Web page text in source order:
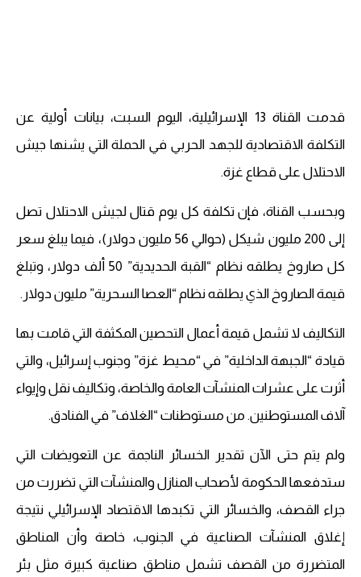
قدمت القناة 13 الإسرائيلية، اليوم السبت، بيانات أولية عن
التكلفة الاقتصادية للجهد الحربي في الحملة التي يشنها جيش
الاحتلال على قطاع غزة.
وبحسب القناة، فإن تكلفة كل يوم قتال لجيش الاحتلال تصل
إلى 200 مليون شيكل (حوالي 56 مليون دولار)، فيما يبلغ سعر
كل صاروخ يطلقه نظام “القبة الحديدية” 50 ألف دولار، وتبلغ
قيمة الصاروخ الذي يطلقه نظام “العصا السحرية” مليون دولار.
التكاليف لا تشمل قيمة أعمال التحصين المكثفة التي قامت بها
قيادة “الجبهة الداخلية” في “محيط غزة” وجنوب إسرائيل، والتي
أثرت على عشرات المنشآت العامة والخاصة، وتكاليف نقل وإيواء
آلاف المستوطنين. من مستوطنات “الغلاف” في الفنادق.
ولم يتم حتى الآن تقدير الخسائر الناجمة عن التعويضات التي
ستدفعها الحكومة لأصحاب المنازل والمنشآت التي تضررت من
جراء القصف، والخسائر التي تكبدها الاقتصاد الإسرائيلي نتيجة
إغلاق المنشآت الصناعية في الجنوب، خاصة وأن المناطق
المتضررة من القصف تشمل مناطق صناعية كبيرة مثل بئر